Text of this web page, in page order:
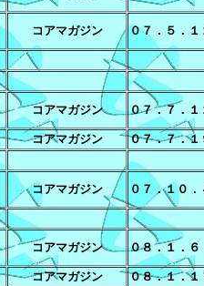
コアマガジン ０７．５．１
コアマガジン ０７．７．１
コアマガジン
０７．７．１
コアマガジン ０７．１０．
コアマガジン ０８．１．６
コアマガジン
０８．１．１